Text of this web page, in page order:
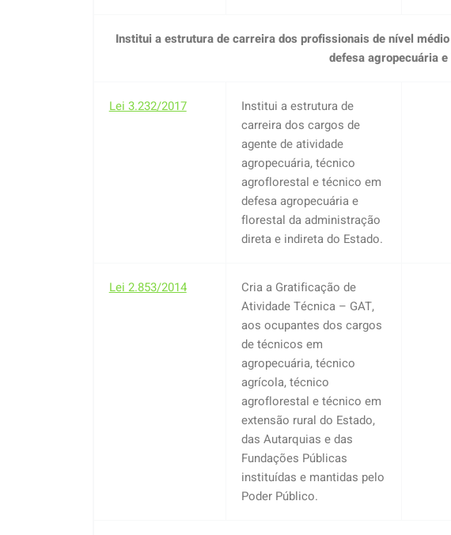
Institui a estrutura de carreira dos profissionais de nível
defesa agropecuária
Lei 3.232/2017
Institui a estrutura de
carreira dos cargos de
agente de atividade
agropecuária, técnico
agroflorestal e técnico em
defesa agropecuária e
florestal da administração
direta e indireta do Estado.
Lei 2.853/2014
Cria a Gratificação de
Atividade Técnica – GAT,
aos ocupantes dos cargos
de técnicos em
agropecuária, técnico
agrícola, técnico
agroflorestal e técnico em
extensão rural do Estado,
das Autarquias e das
Fundações Públicas
instituídas e mantidas pelo
Poder Público.